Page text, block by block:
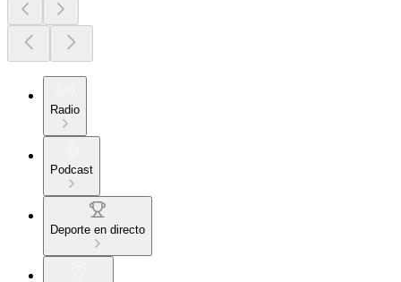
Radio
Podcast
Deporte en directo